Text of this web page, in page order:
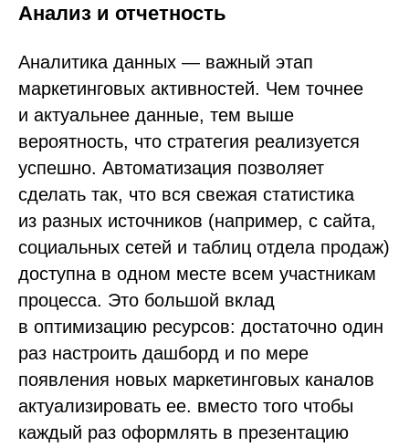
Анализ и отчетность
Аналитика данных — важный этап
маркетинговых активностей. Чем точнее
и актуальнее данные, тем выше
вероятность, что стратегия реализуется
успешно. Автоматизация позволяет
сделать так, что вся свежая статистика
из разных источников (например, с сайта,
социальных сетей и таблиц отдела продаж)
доступна в одном месте всем участникам
процесса. Это большой вклад
в оптимизацию ресурсов: достаточно один
раз настроить дашборд и по мере
появления новых маркетинговых каналов
актуализировать ее. вместо того чтобы
каждый раз оформлять в презентацию